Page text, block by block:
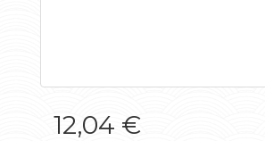
12,04 €